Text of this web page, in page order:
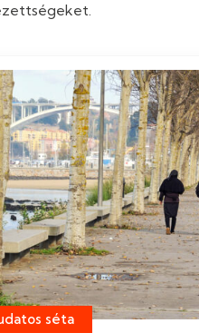
séta